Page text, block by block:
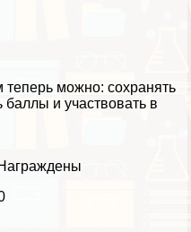
можно: сохранять
баллы и участвовать в